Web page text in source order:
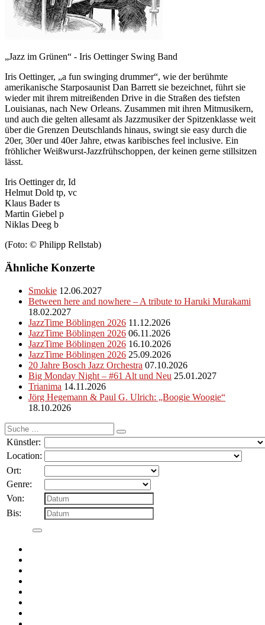
„Jazz im Grünen“ - Iris Oettinger Swing Band
Iris Oettinger, „a fun swinging drummer“, wie der berühmte
amerikanische Starposaunist Dan Barrett sie bezeichnet, führt sie
wieder mit ihrem mitreißenden Drive in die Straßen des tiefsten
Louisianas, nach New Orleans. Zusammen mit ihren Mitmusikern,
und auch die gelten allesamt als Jazzmusiker der Spitzenklasse weit
über die Grenzen Deutschlands hinaus, swingt sie easy durch die
20er, 30er und 40er Jahre, etwas karibisches feel inclusive. Ein
fröhlicher Weißwurst-Jazzfrühschoppen, der keinen gerne stillsitzen
lässt.
Iris Oettinger dr, Id
Helmut Dold tp, vc
Klaus Bader ts
Martin Giebel p
Niklas Deeg b
(Foto: © Philipp Rellstab)
Ähnliche Konzerte
Smokie 12.06.2027
Between here and nowhere – A tribute to Haruki Murakami
18.02.2027
JazzTime Böblingen 2026 11.12.2026
JazzTime Böblingen 2026 06.11.2026
JazzTime Böblingen 2026 16.10.2026
JazzTime Böblingen 2026 25.09.2026
20 Jahre Bosch Jazz Orchestra 07.10.2026
Big Monday Night – #61 Alt und Neu 25.01.2027
Trianima 14.11.2026
Jörg Hegemann & Paul G. Ulrich: „Boogie Woogie“
18.10.2026
Suche
nach:
Künstler:
Location:
Ort:
Genre:
Von:
Bis: